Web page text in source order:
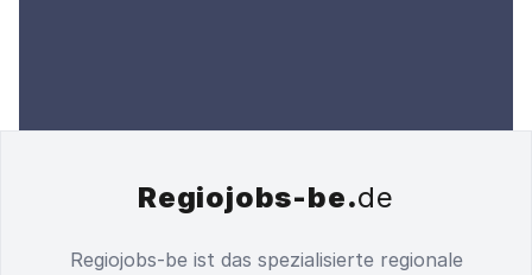
Regiojobs-be.de
Regiojobs-be ist das spezialisierte regionale